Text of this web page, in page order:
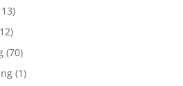
(70)
(1)